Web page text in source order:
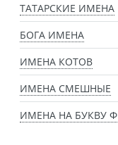
ТАТАРСКИЕ ИМЕНА
БОГА ИМЕНА
ИМЕНА КОТОВ
ИМЕНА СМЕШНЫЕ
ИМЕНА НА БУКВУ Ф